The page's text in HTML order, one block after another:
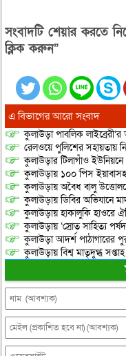
সংবাদটি শেয়ার করতে
ক্লিক করুন”
এ বিভাগের আরো সংবাদ
কুলাউড়া পাবলিক
রেলওয়ে পুলিশের সহায়তায়
কুলাউড়ার টিলাগাঁও ইউনিয়নে
কুলাউড়ায় ১০০ পিস
কুলাউড়ায় অবৈধ বালু
কুলাউড়ায় ডিবির অভিযানে
কুলাউড়ায় হাকালুকি হাওরে
কুলাউড়ায় ‘স্রোত সাহিত্য
কুলাউড়া আদর্শ পাঠাগারের
কুলাউড়ায় বিশ্ব মাতৃদুগ্ধ